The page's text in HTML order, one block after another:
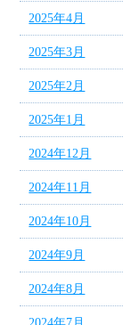
2025年4月
2025年3月
2025年2月
2025年1月
2024年12月
2024年11月
2024年10月
2024年9月
2024年8月